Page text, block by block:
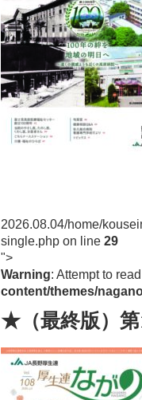
2026.08.04/home/
single.php on line 29
">
Warning: Attempt to
content/themes/
★（最終版）第